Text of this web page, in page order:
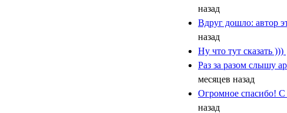
назад
Вдруг дошло: автор
назад
Ну что тут сказать )))
Раз за разом слышу
месяцев назад
Огромное спасибо!
назад